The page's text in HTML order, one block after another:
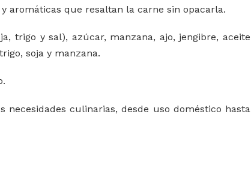
aromáticas que resaltan la carne sin opacarla.
trigo y sal), azúcar, manzana, ajo, jengibre, aceite
soja y manzana.
necesidades culinarias, desde uso doméstico hasta